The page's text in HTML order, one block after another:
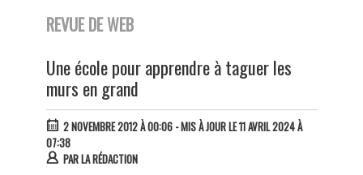
REVUE DE WEB
Une école pour apprendre à taguer les
murs en grand
2 NOVEMBRE 2012 À 00:06- MIS À JOUR LE 11 AVRIL 2024 À
07:38
PARLA RÉDACTION